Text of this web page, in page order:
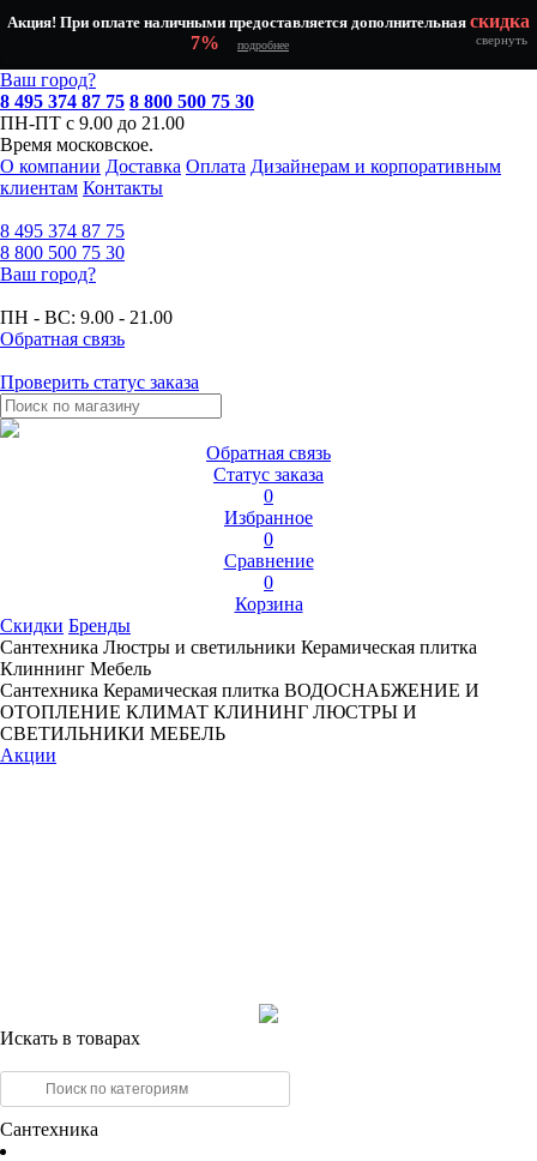
Акция! При оплате наличными предоставляется дополнительная скидка
7%
подробнее свернуть
Ваш город?
8 495 374 87 75 8 800 500 75 30
ПН-ПТ с 9.00 до 21.00
Время московское.
О компании Доставка Оплата Дизайнерам и корпоративным
клиентам Контакты
8 495 374 87 75
8 800 500 75 30
Ваш город?
ПН - ВС: 9.00 - 21.00
Обратная связь
Проверить статус заказа
Обратная связь
Статус заказа
0
Избранное
0
Сравнение
0
Корзина
Скидки Бренды
Сантехника Люстры и светильники Керамическая плитка
Клиннинг Мебель
Сантехника Керамическая плитка ВОДОСНАБЖЕНИЕ И
ОТОПЛЕНИЕ КЛИМАТ КЛИНИНГ ЛЮСТРЫ И
СВЕТИЛЬНИКИ МЕБЕЛЬ
Акции
Искать в товарах
Сантехника